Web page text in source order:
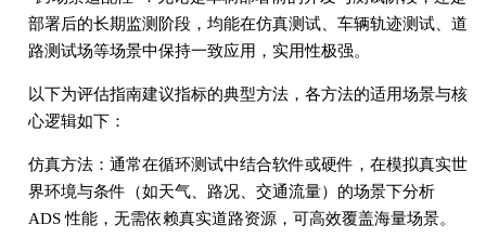
部署后的长期监测阶段，均能在仿真测试、车辆轨迹测试、道
路测试场等场景中保持一致应用，实用性极强。
以下为评估指南建议指标的典型方法，各方法的适用场景与核
心逻辑如下：
仿真方法：通常在循环测试中结合软件或硬件，在模拟真实世
界环境与条件（如天气、路况、交通流量）的场景下分析
ADS 性能，无需依赖真实道路资源，可高效覆盖海量场景。